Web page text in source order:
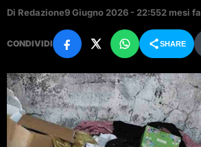
Di Redazione9 Giugno 2026 - 22:552 mesi fa
CONDIVIDI SHARE